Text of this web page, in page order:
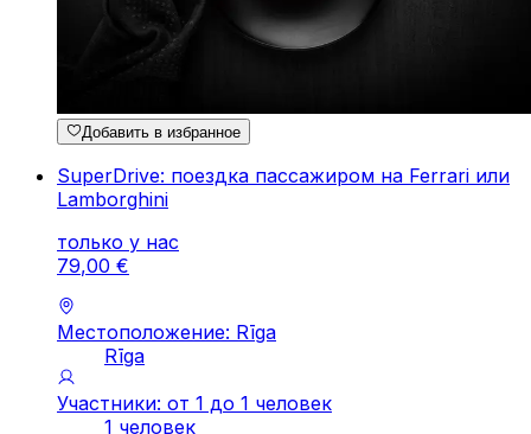
Добавить в избранное
SuperDrive: поездка пассажиром на Ferrari или
Lamborghini
только у нас
79,00 €
Местоположение: Rīga
Rīga
Участники: от 1 до 1 человек
1 человек